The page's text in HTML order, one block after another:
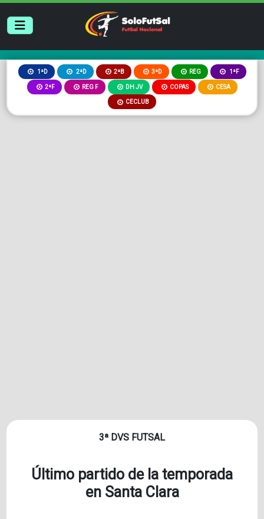
1ªD 2ªD 2ªB 3ªD REG 1ªF
2ªF REG F DH JV COPAS CESA
CECLUB
3ª DVS FUTSAL
Último partido de la temporada
en Santa Clara